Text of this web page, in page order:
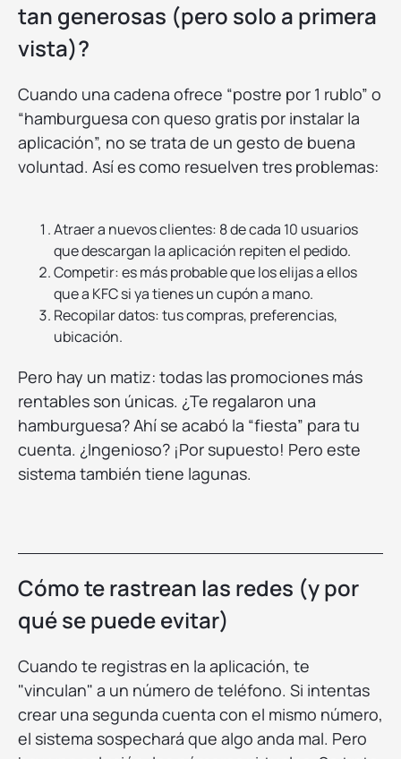
tan generosas (pero solo a primera
vista)?
Cuando una cadena ofrece “postre por 1 rublo” o
“hamburguesa con queso gratis por instalar la
aplicación”, no se trata de un gesto de buena
voluntad. Así es como resuelven tres problemas:
Atraer a nuevos clientes: 8 de cada 10 usuarios
que descargan la aplicación repiten el pedido.
Competir: es más probable que los elijas a ellos
que a KFC si ya tienes un cupón a mano.
Recopilar datos: tus compras, preferencias,
ubicación.
Pero hay un matiz: todas las promociones más
rentables son únicas. ¿Te regalaron una
hamburguesa? Ahí se acabó la “fiesta” para tu
cuenta. ¿Ingenioso? ¡Por supuesto! Pero este
sistema también tiene lagunas.
Cómo te rastrean las redes (y por
qué se puede evitar)
Cuando te registras en la aplicación, te
"vinculan" a un número de teléfono. Si intentas
crear una segunda cuenta con el mismo número,
el sistema sospechará que algo anda mal. Pero